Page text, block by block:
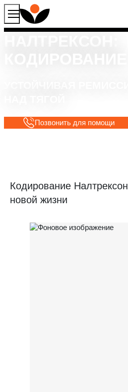
Позвонить для помощи
Кодирование
новой жизни
Продолжая работу с сайтом, вы
мы используем файлы